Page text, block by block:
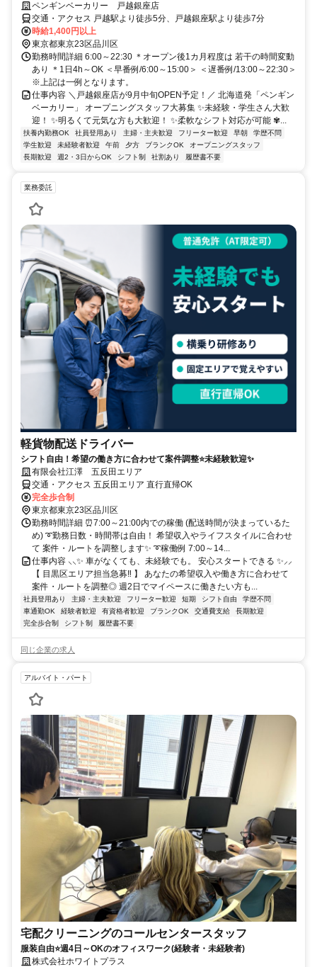
ペンギンベーカリー 戸越銀座店
交通・アクセス 戸越駅より徒歩5分、戸越銀座駅より徒歩7分
時給1,400円以上
東京都東京23区品川区
勤務時間詳細 6:00～22:30 ＊オープン後1カ月程度は 若干の時間変動
あり ＊1日4h～OK ＜早番例/6:00～15:00＞ ＜遅番例/13:00～22:30＞
※上記は一例となります。
仕事内容 ＼戸越銀座店が9月中旬OPEN予定！／ 北海道発「ペンギン
ベーカリー」 オープニングスタッフ大募集 ✨未経験・学生さん大歓
迎！ ✨明るくて元気な方も大歓迎！ ✨柔軟なシフト対応が可能 ✾...
扶養内勤務OK 社員登用あり 主婦・主夫歓迎 フリーター歓迎 早朝
学歴不問
学生歓迎
未経験者歓迎 午前 夕方 ブランクOK
オープニングスタッフ
長期歓迎
週2・3日からOK シフト制 社割あり 履歴書不要
業務委託
軽貨物配送ドライバー
シフト自由！希望の働き方に合わせて案件調整⭐未経験歓迎✨
有限会社江澤 五反田エリア
交通・アクセス 五反田エリア 直行直帰OK
完全歩合制
東京都東京23区品川区
勤務時間詳細 ⏰7:00～21:00内での稼働 (配送時間が決まっているた
め) ➰勤務日数・時間帯は自由！ 希望収入やライフスタイルに合わせ
て 案件・ルートを調整します✨ ➰稼働例 7:00～14...
仕事内容 ⸜⸜✨ 車がなくても、未経験でも。 安心スタートできる ✨⸝⸝
【 目黒区エリア担当急募‼ 】 あなたの希望収入や働き方に合わせて
案件・ルートを調整◎ 週2日でマイペースに働きたい方も...
社員登用あり 主婦・主夫歓迎 フリーター歓迎 短期 シフト自由
学歴不問
車通勤OK
経験者歓迎 有資格者歓迎 ブランクOK 交通費支給
長期歓迎
完全歩合制
シフト制 履歴書不要
同じ企業の求人
アルバイト・パート
宅配クリーニングのコールセンタースタッフ
服装自由⭐週4日～OKのオフィスワーク(経験者・未経験者)
株式会社ホワイトプラス